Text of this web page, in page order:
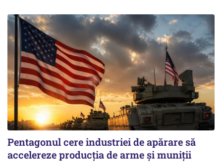
Pentagonul cere industriei de apărare să
accelereze producția de arme și muniții